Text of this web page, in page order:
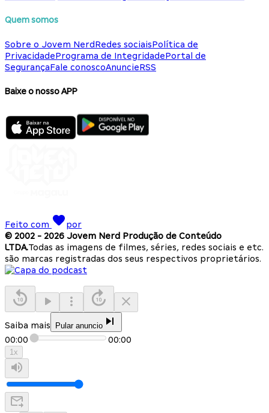
Quem somos
Sobre o Jovem NerdRedes sociaisPolítica de
PrivacidadePrograma de IntegridadePortal de
SegurançaFale conoscoAnuncieRSS
Baixe o nosso APP
Feito com
por
© 2002 - 2026 Jovem Nerd Produção de Conteúdo
LTDA.Todas as imagens de filmes, séries, redes sociais e etc.
são marcas registradas dos seus respectivos proprietários.
Saiba mais Pular anuncio
00:00 00:00
1x